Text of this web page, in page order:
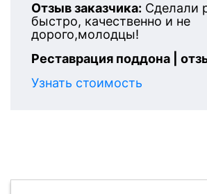
Отзыв заказчика: Сделали
быстро, качественно и не
дорого,молодцы!
Реставрация поддона |
Узнать стоимость